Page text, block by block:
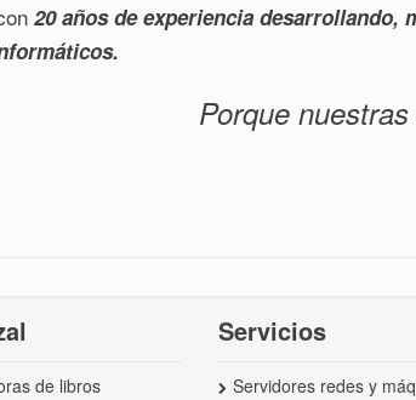
20 años de experiencia desarrollando,
Porque
de libros
Servicios
Servidores redes y